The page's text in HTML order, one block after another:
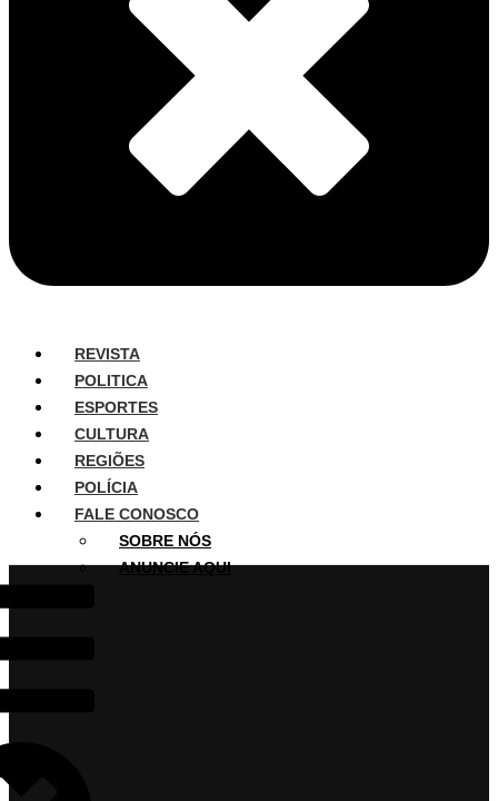
REVISTA
POLITICA
ESPORTES
CULTURA
REGIÕES
POLÍCIA
FALE CONOSCO
SOBRE NÓS
ANUNCIE AQUI